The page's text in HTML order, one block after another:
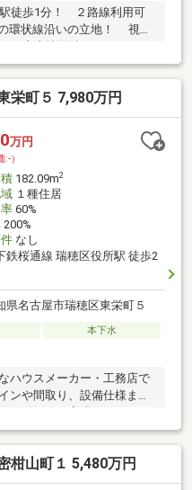
徒歩1分！ ２路線利用可
環状線沿いの立地！ 視認
ｍ！◆近隣商業地域！ 建
件付土地ではございませ
築可能です！◆引渡しに
渡しも可能です。 ご内
下さい！
栄町５ 7,980万円
万円
:-）
182.09m2
１種住居
60%
200%
なし
鉄桜通線 瑞穂区役所駅 徒歩2
県名古屋市瑞穂区東栄町５
本下水
ハウスメーカー・工務店で
ンや間取り、設備仕様まで
ているエリアも多く、住環
スーパー、教育施設、医療
整い、日々の暮らしを快適
アクセスも良好で、通勤・
柑山町１ 5,480万円